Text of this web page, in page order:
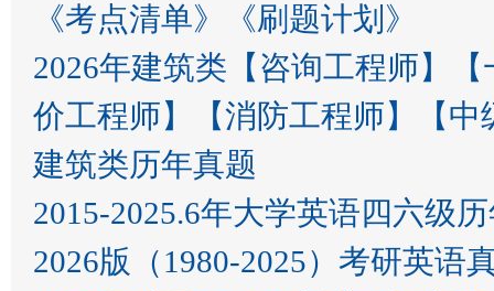
《考点清单》《刷题计划》
2026年建筑类【咨询工程师】
价工程师】【消防工程师】【中
建筑类历年真题
2015-2025.6年大学英语四六级
2026版（1980-2025）考研英语